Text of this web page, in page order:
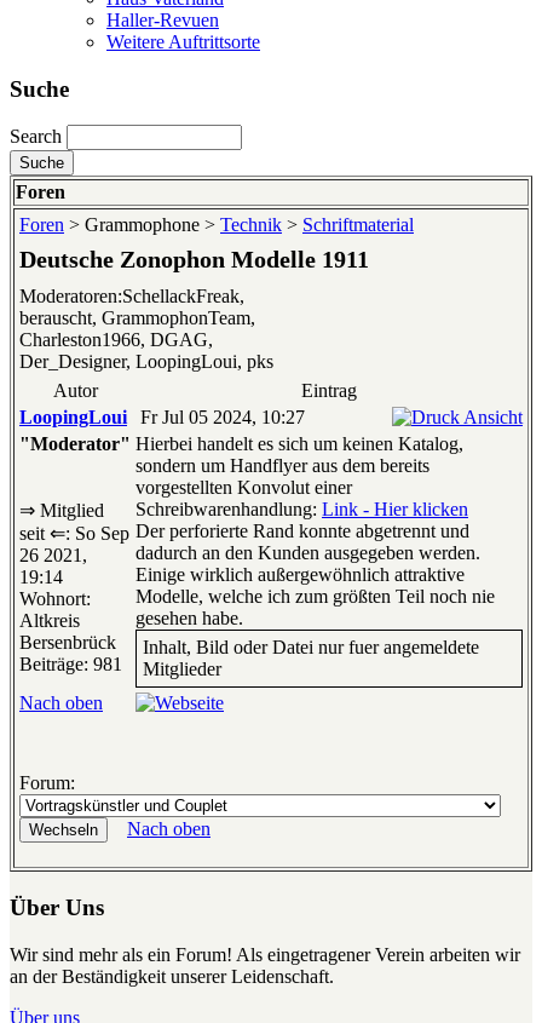
Haller-Revuen
Weitere Auftrittsorte
Suche
Search
Foren
Foren > Grammophone > Technik > Schriftmaterial
Deutsche Zonophon Modelle 1911
Moderatoren:SchellackFreak,
berauscht, GrammophonTeam,
Charleston1966, DGAG,
Der_Designer, LoopingLoui, pks
Autor
Eintrag
LoopingLoui
Fr Jul 05 2024, 10:27
"Moderator"
⇒ Mitglied
seit ⇐: So Sep
26 2021,
19:14
Wohnort:
Altkreis
Bersenbrück
Beiträge: 981
Hierbei handelt es sich um keinen Katalog,
sondern um Handflyer aus dem bereits
vorgestellten Konvolut einer
Schreibwarenhandlung: Link - Hier klicken
Der perforierte Rand konnte abgetrennt und
dadurch an den Kunden ausgegeben werden.
Einige wirklich außergewöhnlich attraktive
Modelle, welche ich zum größten Teil noch nie
gesehen habe.
Inhalt, Bild oder Datei nur fuer angemeldete
Mitglieder
Nach oben
Forum:
Nach oben
Über Uns
Wir sind mehr als ein Forum! Als eingetragener Verein arbeiten wir
an der Beständigkeit unserer Leidenschaft.
Über uns